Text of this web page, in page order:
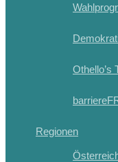
Othello’s
Regionen